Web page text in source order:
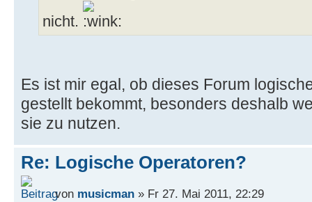
nicht.
Es ist mir egal, ob dieses Forum
gestellt bekommt, besonders deshalb
sie zu nutzen.
Re: Logische Operatoren?
von musicman » Fr 27. Mai 2011, 22:29